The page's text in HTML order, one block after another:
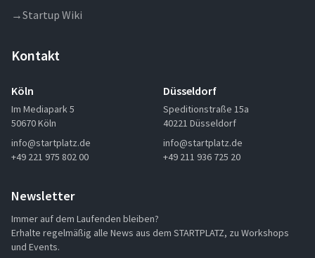
→Startup Wiki
Kontakt
Köln
Im Mediapark 5
50670 Köln
info@startplatz.de
+49 221 975 802 00
Düsseldorf
Speditionstraße 15a
40221 Düsseldorf
info@startplatz.de
+49 211 936 725 20
Newsletter
Immer auf dem Laufenden bleiben?
Erhalte regelmäßig alle News aus dem STARTPLATZ, zu Workshops
und Events.